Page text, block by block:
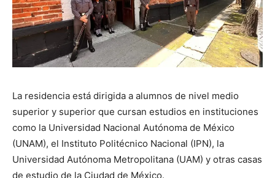
La residencia está dirigida a alumnos de nivel medio
superior y superior que cursan estudios en instituciones
como la Universidad Nacional Autónoma de México
(UNAM), el Instituto Politécnico Nacional (IPN), la
Universidad Autónoma Metropolitana (UAM) y otras casas
de estudio de la Ciudad de México.